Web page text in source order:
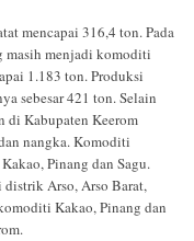
mencapai 316,4 ton. Pada
masih menjadi komoditi
1.183 ton. Produksi
sebesar 421 ton. Selain
di Kabupaten Keerom
nangka. Komoditi
Pinang dan Sagu.
distrik Arso, Arso Barat,
Kakao, Pinang dan